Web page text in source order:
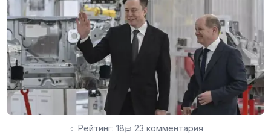
Рейтинг: 18 23 комментария